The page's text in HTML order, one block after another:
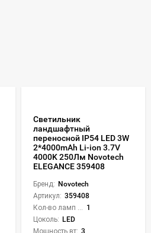
Светильник
ландшафтный
переносной IP54 LED 3W
2*4000mAh Li-ion 3.7V
4000K 250Лм Novotech
ELEGANCE 359408
Бренд: Novotech
Артикул: 359408
1
Цоколь: LED
Мощность вт: 3